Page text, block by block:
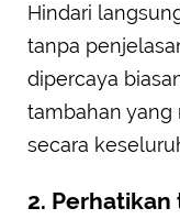
Hindari
tanpa
dipercaya
tambahan
secara
2.